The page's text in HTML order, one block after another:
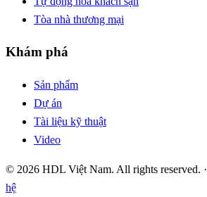
Tòa nhà thương mại
Khám phá
Sản phẩm
Dự án
Tài liệu kỹ thuật
Video
© 2026 HDL Việt Nam. All rights reserved. ·
hệ